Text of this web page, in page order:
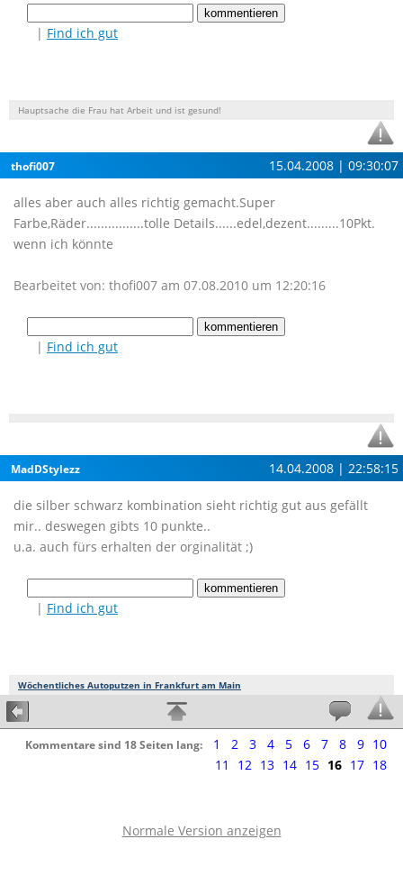
| Find ich gut
Hauptsache die Frau hat Arbeit und ist gesund!
thofi007 15.04.2008 | 09:30:07
alles aber auch alles richtig gemacht.Super
Farbe,Räder................tolle Details......edel,dezent.........10Pkt.
wenn ich könnte
Bearbeitet von: thofi007 am 07.08.2010 um 12:20:16
| Find ich gut
MadDStylezz 14.04.2008 | 22:58:15
die silber schwarz kombination sieht richtig gut aus gefällt
mir.. deswegen gibts 10 punkte..
u.a. auch fürs erhalten der orginalität ;)
| Find ich gut
Wöchentliches Autoputzen in Frankfurt am Main
Kommentare sind 18 Seiten lang: 1 2 3 4 5 6 7 8 9 10
11
12 13 14 15 16 17 18
Normale Version anzeigen